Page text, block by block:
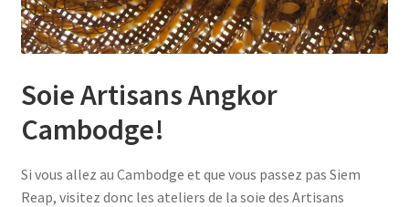
Soie Artisans Angkor
Cambodge!
Si vous allez au Cambodge et que vous passez pas Siem
Reap, visitez donc les ateliers de la soie des Artisans